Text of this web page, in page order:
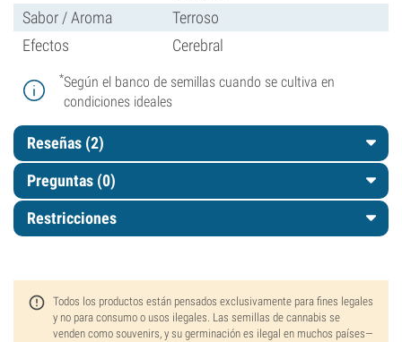
Sabor / Aroma
Terroso
Efectos
Cerebral
*Según el banco de semillas cuando se cultiva en
condiciones ideales
Reseñas (2)
Preguntas (0)
Restricciones
Todos los productos están pensados exclusivamente para fines legales
y no para consumo o usos ilegales. Las semillas de cannabis se
venden como souvenirs, y su germinación es ilegal en muchos países—